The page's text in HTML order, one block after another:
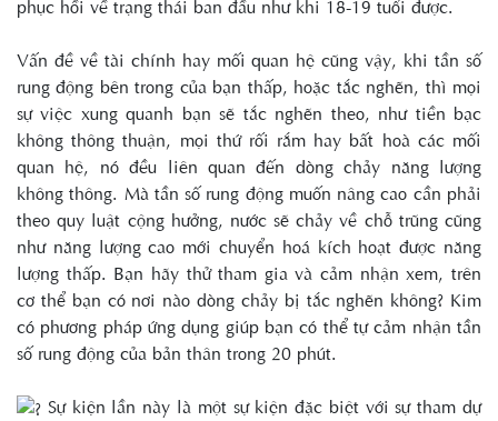
phục hồi về trạng thái ban đầu như khi 18-19 tuổi được.
Vấn đề về tài chính hay mối quan hệ cũng vậy, khi tần số
rung động bên trong của bạn thấp, hoặc tắc nghẽn, thì mọi
sự việc xung quanh bạn sẽ tắc nghẽn theo, như tiền bạc
không thông thuận, mọi thứ rối rắm hay bất hoà các mối
quan hệ, nó đều liên quan đến dòng chảy năng lượng
không thông. Mà tần số rung động muốn nâng cao cần phải
theo quy luật cộng hưởng, nước sẽ chảy về chỗ trũng cũng
như năng lượng cao mới chuyển hoá kích hoạt được năng
lượng thấp. Bạn hãy thử tham gia và cảm nhận xem, trên
cơ thể bạn có nơi nào dòng chảy bị tắc nghẽn không? Kim
có phương pháp ứng dụng giúp bạn có thể tự cảm nhận tần
số rung động của bản thân trong 20 phút.
Sự kiện lần này là một sự kiện đặc biệt với sự tham dự